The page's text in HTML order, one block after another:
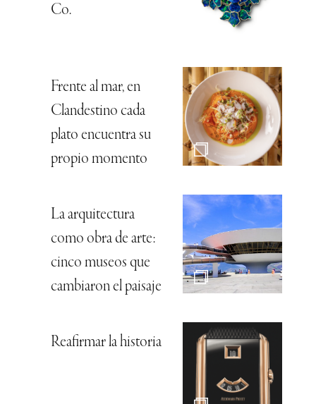
Co.
Frente al mar, en
Clandestino cada
plato encuentra su
propio momento
La arquitectura
como obra de arte:
cinco museos que
cambiaron el paisaje
Reafirmar la historia